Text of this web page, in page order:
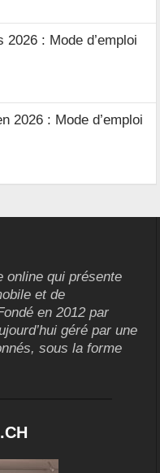
2026 : Mode d’emploi
2026 : Mode d’emploi
online qui présente
et de
en 2012 par
géré par une
sous la forme